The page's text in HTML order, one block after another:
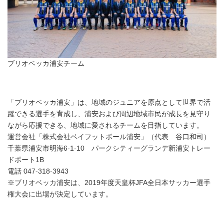
ブリオベッカ浦安チーム
「ブリオベッカ浦安」は、地域のジュニアを原点として世界で活
躍できる選手を育成し、浦安および周辺地域市民が成長を見守り
ながら応援できる、地域に愛されるチームを目指しています。
運営会社「株式会社ベイフットボール浦安」（代表 谷口和司）
千葉県浦安市明海6-1-10 パークシティーグランデ新浦安トレー
ドポート1B
電話 047-318-3943
※ブリオベッカ浦安は、2019年度天皇杯JFA全日本サッカー選手
権大会に出場が決定しています。